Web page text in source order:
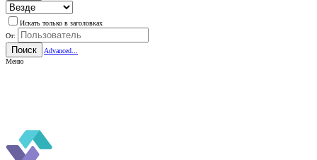
Искать только в заголовках
От:
Поиск
Advanced...
Меню